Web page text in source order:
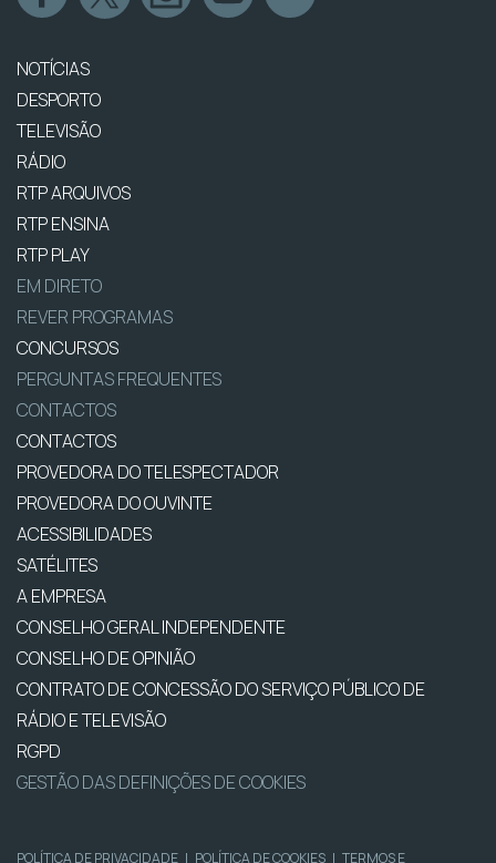
NOTÍCIAS
DESPORTO
TELEVISÃO
RÁDIO
RTP ARQUIVOS
RTP ENSINA
RTP PLAY
EM DIRETO
REVER PROGRAMAS
CONCURSOS
PERGUNTAS FREQUENTES
CONTACTOS
CONTACTOS
PROVEDORA DO TELESPECTADOR
PROVEDORA DO OUVINTE
ACESSIBILIDADES
SATÉLITES
A EMPRESA
CONSELHO GERAL INDEPENDENTE
CONSELHO DE OPINIÃO
CONTRATO DE CONCESSÃO DO SERVIÇO PÚBLICO DE
RÁDIO E TELEVISÃO
RGPD
GESTÃO DAS DEFINIÇÕES DE COOKIES
POLÍTICA DE PRIVACIDADE | POLÍTICA DE COOKIES | TERMOS E